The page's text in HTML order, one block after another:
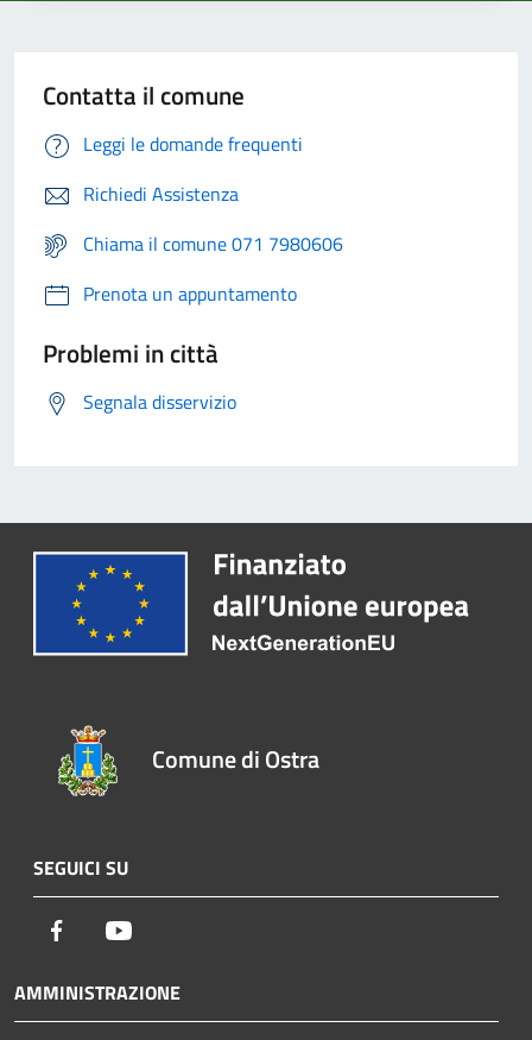
Contatta il comune
Leggi le domande frequenti
Richiedi Assistenza
Chiama il comune 071 7980606
Prenota un appuntamento
Problemi in città
Segnala disservizio
Comune di Ostra
SEGUICI SU
Facebook
AMMINISTRAZIONE